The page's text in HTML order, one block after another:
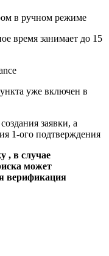
в ручном режиме
время занимает до 15
уже включен в
заявки, а
1-ого подтверждения
, в случае
может
верификация